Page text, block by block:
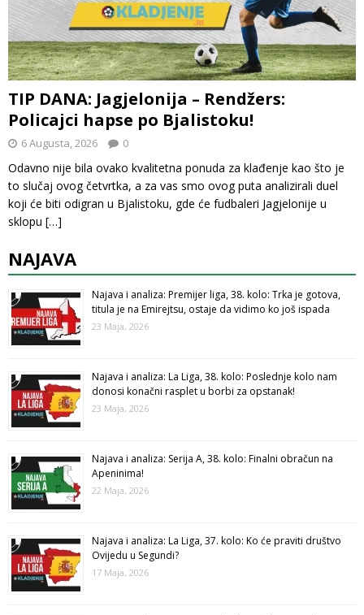
TIP DANA: Jagjelonija – Rendžers:
Policajci hapse po Bjalistoku!
6 Augusta, 2026 0
Odavno nije bila ovako kvalitetna ponuda za klađenje kao što je
to slučaj ovog četvrtka, a za vas smo ovog puta analizirali duel
koji će biti odigran u Bjalistoku, gde će fudbaleri Jagjelonije u
sklopu […]
NAJAVA
Najava i analiza: Premijer liga, 38. kolo: Trka je gotova,
titula je na Emirejtsu, ostaje da vidimo ko još ispada
23 Maja, 2026
Najava i analiza: La Liga, 38. kolo: Poslednje kolo nam
donosi konačni rasplet u borbi za opstanak!
23 Maja, 2026
Najava i analiza: Serija A, 38. kolo: Finalni obračun na
Apeninima!
22 Maja, 2026
Najava i analiza: La Liga, 37. kolo: Ko će praviti društvo
Ovijedu u Segundi?
17 Maja, 2026